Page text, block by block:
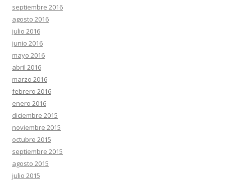
septiembre 2016
agosto 2016
julio 2016
junio 2016
mayo 2016
abril 2016
marzo 2016
febrero 2016
enero 2016
diciembre 2015
noviembre 2015
octubre 2015
septiembre 2015
agosto 2015
julio 2015